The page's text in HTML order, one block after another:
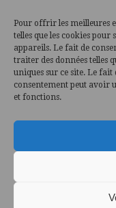
Pour offrir les meilleures
telles que les cookies
appareils. Le fait de
traiter des données telles
uniques sur ce site. Le
consentement peut avoir
et fonctions.
Politique des